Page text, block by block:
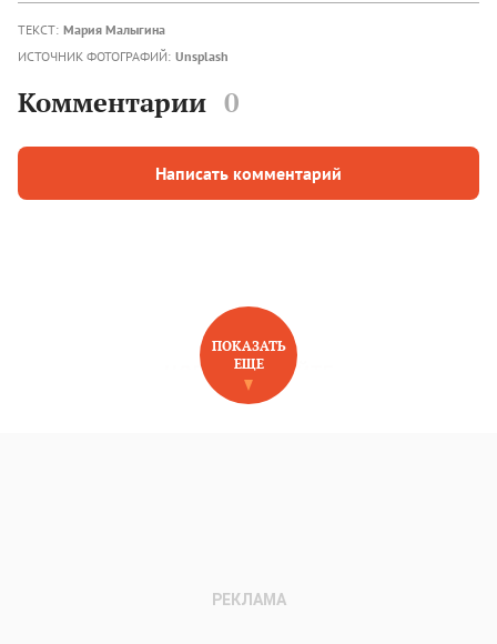
ТЕКСТ: Мария Малыгина
ИСТОЧНИК ФОТОГРАФИЙ: Unsplash
Комментарии 0
Написать комментарий
НОВОЕ НА САЙТЕ
ПОКАЗАТЬ
ЕЩЕ